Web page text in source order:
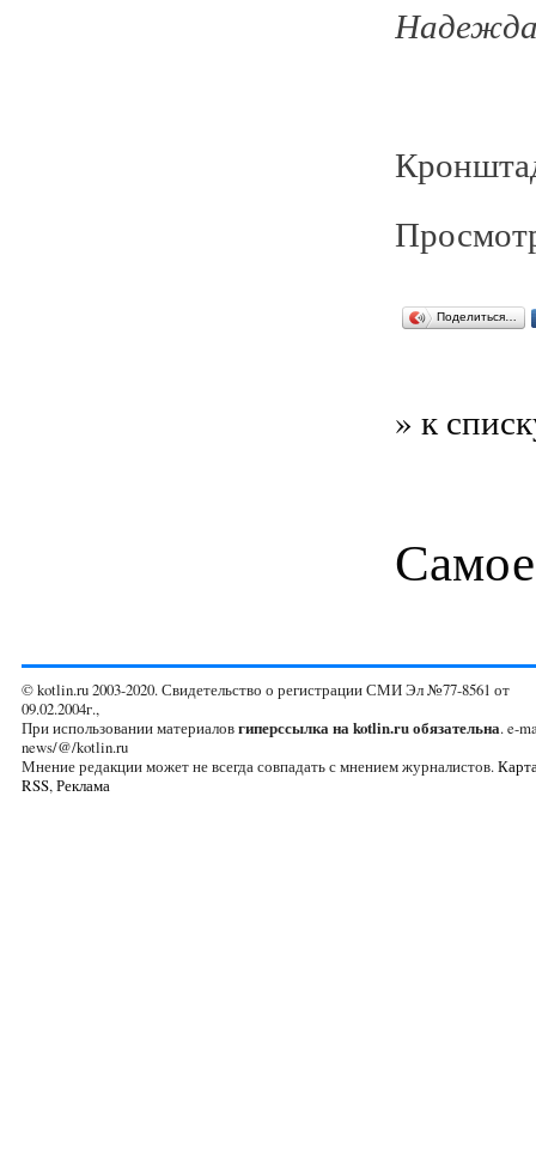
Поделиться…
» к
© kotlin.ru 2003-2020. Свидетельство о регистрации СМИ Эл №77-8561 от
09.02.2004г.,
При использовании материаловгиперссылка на kotlin.ru обязательна. e-
news/@/kotlin.ru
Мнение редакции может не всегда совпадать с мнением журналистов.
RSS,Реклама